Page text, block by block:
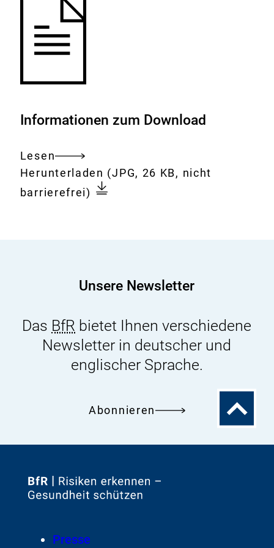
Informationen zum Download
Lesen
Gesamtes
Dokument
Download:
Herunterladen Roggenfeld
(JPG, 26 KB, nicht
barrierefrei)
Unsere Newsletter
Das BfR bietet Ihnen verschiedene
Newsletter in deutscher und
englischer Sprache.
Abonnieren
Zum
Zur
FooterPresse